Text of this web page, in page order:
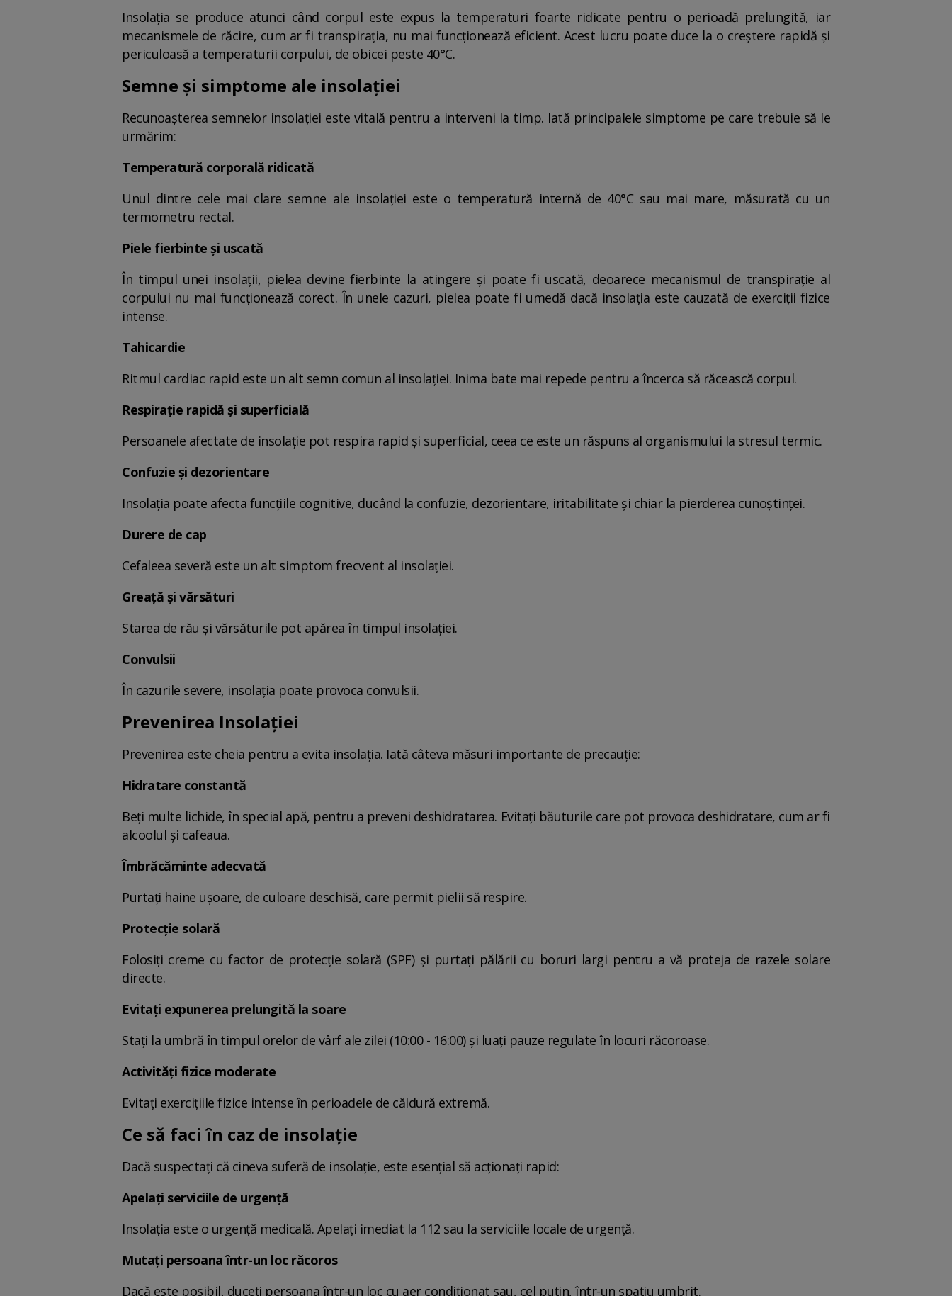
Insolația se produce atunci când corpul este expus la temperaturi foarte ridicate pentru o perioadă prelungită, iar
mecanismele de răcire, cum ar fi transpirația, nu mai funcționează eficient. Acest lucru poate duce la o creștere rapidă și
periculoasă a temperaturii corpului, de obicei peste 40°C.
Semne și simptome ale insolației
Recunoașterea semnelor insolației este vitală pentru a interveni la timp. Iată principalele simptome pe care trebuie să le
urmărim:
Temperatură corporală ridicată
Unul dintre cele mai clare semne ale insolației este o temperatură internă de 40°C sau mai mare, măsurată cu un
termometru rectal.
Piele fierbinte și uscată
În timpul unei insolații, pielea devine fierbinte la atingere și poate fi uscată, deoarece mecanismul de transpirație al
corpului nu mai funcționează corect. În unele cazuri, pielea poate fi umedă dacă insolația este cauzată de exerciții fizice
intense.
Tahicardie
Ritmul cardiac rapid este un alt semn comun al insolației. Inima bate mai repede pentru a încerca să răcească corpul.
Respirație rapidă și superficială
Persoanele afectate de insolație pot respira rapid și superficial, ceea ce este un răspuns al organismului la stresul termic.
Confuzie și dezorientare
Insolația poate afecta funcțiile cognitive, ducând la confuzie, dezorientare, iritabilitate și chiar la pierderea cunoștinței.
Durere de cap
Cefaleea severă este un alt simptom frecvent al insolației.
Greață și vărsături
Starea de rău și vărsăturile pot apărea în timpul insolației.
Convulsii
În cazurile severe, insolația poate provoca convulsii.
Prevenirea Insolației
Prevenirea este cheia pentru a evita insolația. Iată câteva măsuri importante de precauție:
Hidratare constantă
Beți multe lichide, în special apă, pentru a preveni deshidratarea. Evitați băuturile care pot provoca deshidratare, cum ar fi
alcoolul și cafeaua.
Îmbrăcăminte adecvată
Purtați haine ușoare, de culoare deschisă, care permit pielii să respire.
Protecție solară
Folosiți creme cu factor de protecție solară (SPF) și purtați pălării cu boruri largi pentru a vă proteja de razele solare
directe.
Evitați expunerea prelungită la soare
Stați la umbră în timpul orelor de vârf ale zilei (10:00 - 16:00) și luați pauze regulate în locuri răcoroase.
Activități fizice moderate
Evitați exercițiile fizice intense în perioadele de căldură extremă.
Ce să faci în caz de insolație
Dacă suspectați că cineva suferă de insolație, este esențial să acționați rapid:
Apelați serviciile de urgență
Insolația este o urgență medicală. Apelați imediat la 112 sau la serviciile locale de urgență.
Mutați persoana într-un loc răcoros
Dacă este posibil, duceți persoana într-un loc cu aer condiționat sau, cel puțin, într-un spațiu umbrit.